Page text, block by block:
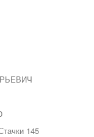
145